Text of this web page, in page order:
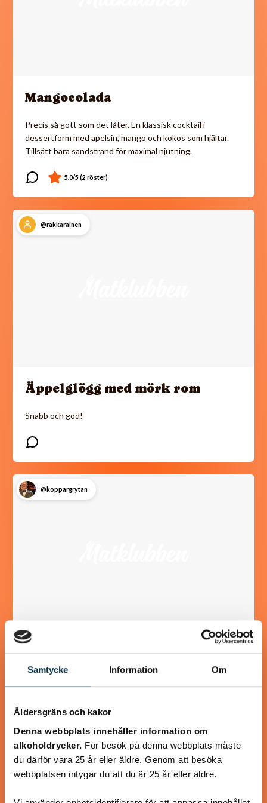
Samtycke Information Om
Åldersgräns och kakor
Denna webbplats innehåller information om
alkoholdrycker. För besök på denna webbplats måste
du därför vara 25 år eller äldre. Genom att besöka
webbplatsen intygar du att du är 25 år eller äldre.
Mangocolada
Precis så gott som det låter. En klassisk cocktail i
dessertform med apelsin, mango och kokos som hjältar.
Tillsätt bara sandstrand för maximal njutning.
@rakkarainen
Äppelglögg med mörk rom
Snabb och god!
@koppargrytan
Jordgubbs- och yoghurtglass